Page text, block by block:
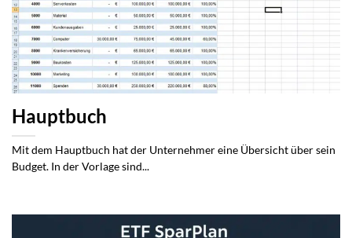
Hauptbuch
Mit dem Hauptbuch hat der Unternehmer eine Übersicht über sein
Budget. In der Vorlage sind...